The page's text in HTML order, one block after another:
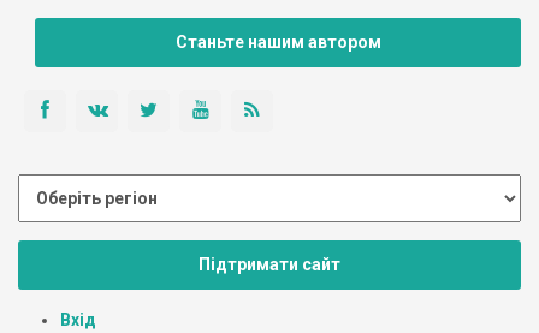
Станьте нашим автором
Підтримати сайт
Вхід